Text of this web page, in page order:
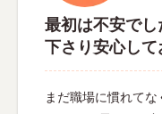
最初は不安で
下さり安心し
まだ職場に慣れて